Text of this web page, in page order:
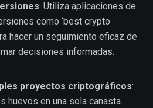
: Utiliza aplicaciones de
como ‘best crypto
hacer un seguimiento eficaz de
decisiones informadas.
proyectos criptográficos:
huevos en una sola canasta.